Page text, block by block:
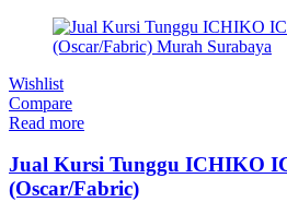
Wishlist
Compare
Read more
Jual Kursi Tunggu ICHIKO IC 94 AF
(Oscar/Fabric)